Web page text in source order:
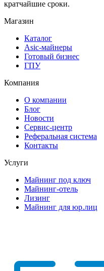
кратчайшие сроки.
Магазин
Каталог
Asic-майнеры
Готовый бизнес
ГПУ
Компания
О компании
Блог
Новости
Сервис-центр
Реферальная система
Контакты
Услуги
Майнинг под ключ
Майнинг-отель
Лизинг
Майнинг для юр.лиц